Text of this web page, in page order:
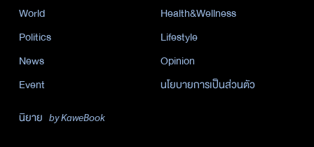
World
Health&Wellness
Politics
Lifestyle
News
Opinion
Event
นโยบายการเป็นส่วนตัว
นิยาย by KaweBook